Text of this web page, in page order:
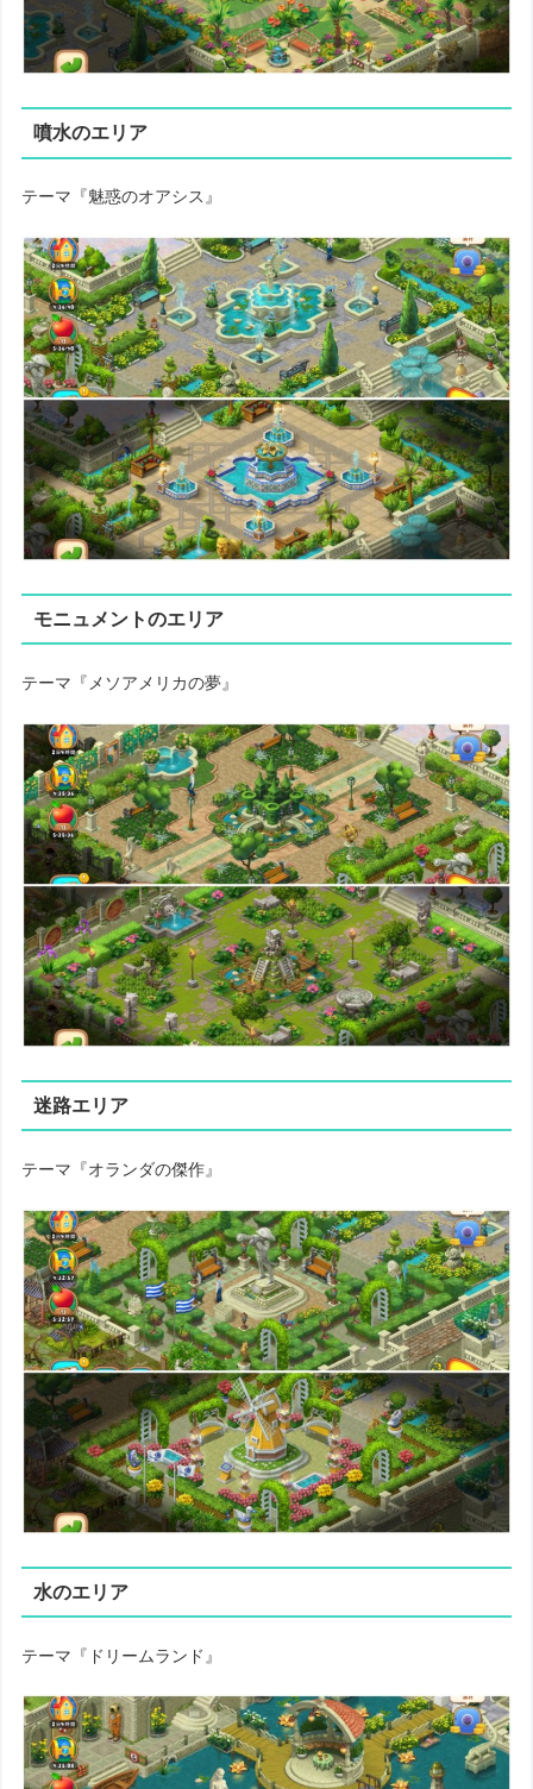
噴水のエリア
テーマ『魅惑のオアシス』
モニュメントのエリア
テーマ『メソアメリカの夢』
迷路エリア
テーマ『オランダの傑作』
水のエリア
テーマ『ドリームランド』